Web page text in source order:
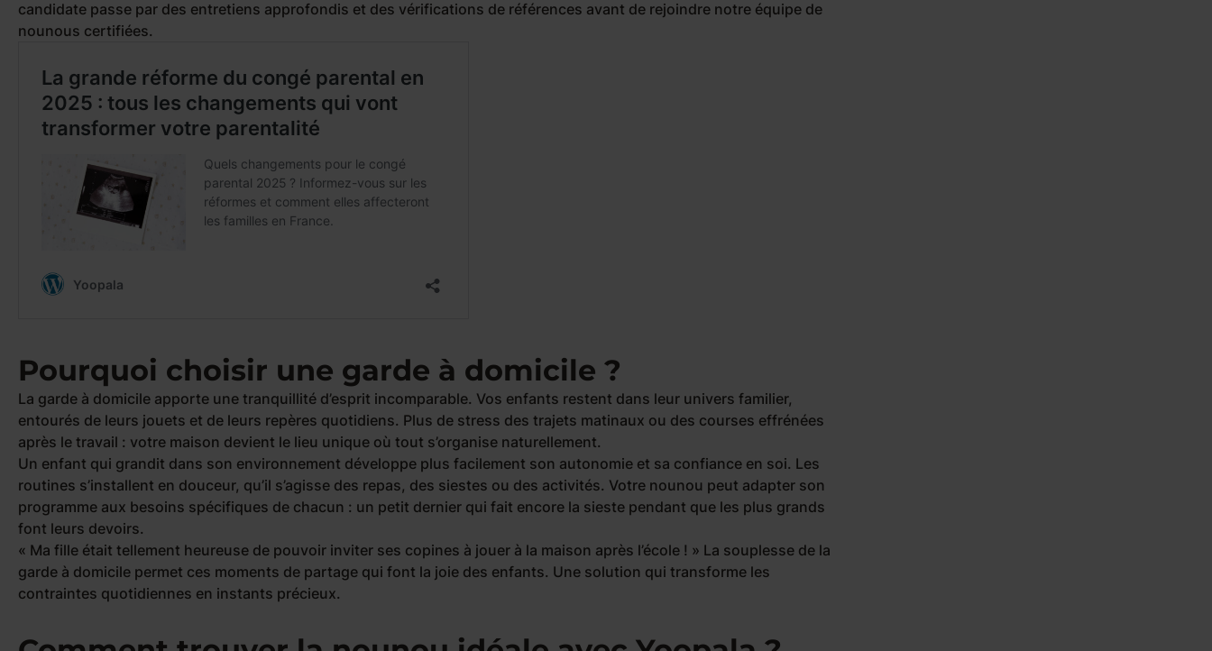
candidate passe par des entretiens approfondis et des vérifications de références avant de rejoindre notre équipe de
nounous certifiées.
Pourquoi choisir une garde à domicile ?
La garde à domicile apporte une tranquillité d’esprit incomparable. Vos enfants restent dans leur univers familier,
entourés de leurs jouets et de leurs repères quotidiens. Plus de stress des trajets matinaux ou des courses effrénées
après le travail : votre maison devient le lieu unique où tout s’organise naturellement.
Un enfant qui grandit dans son environnement développe plus facilement son autonomie et sa confiance en soi. Les
routines s’installent en douceur, qu’il s’agisse des repas, des siestes ou des activités. Votre nounou peut adapter son
programme aux besoins spécifiques de chacun : un petit dernier qui fait encore la sieste pendant que les plus grands
font leurs devoirs.
« Ma fille était tellement heureuse de pouvoir inviter ses copines à jouer à la maison après l’école ! » La souplesse de la
garde à domicile permet ces moments de partage qui font la joie des enfants. Une solution qui transforme les
contraintes quotidiennes en instants précieux.